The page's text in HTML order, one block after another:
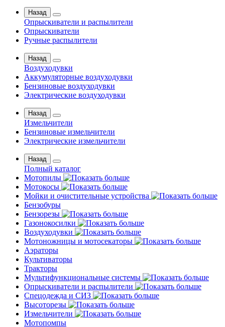
Назад
Опрыскиватели и распылители
Опрыскиватели
Ручные распылители
Назад
Воздуходувки
Аккумуляторные воздуходувки
Бензиновые воздуходувки
Электрические воздуходувки
Назад
Измельчители
Бензиновые измельчители
Электрические измельчители
Назад
Полный каталог
Мотопилы
Мотокосы
Мойки и очистительные устройства
Бензобуры
Бензорезы
Газонокосилки
Воздуходувки
Мотоножницы и мотосекаторы
Аэраторы
Культиваторы
Тракторы
Мультифункциональные системы
Опрыскиватели и распылители
Спецодежда и СИЗ
Высоторезы
Измельчители
Мотопомпы